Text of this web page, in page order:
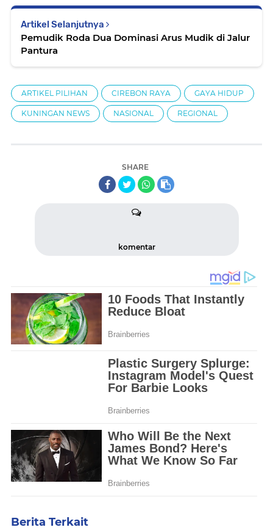
Artikel Selanjutnya
Pemudik Roda Dua Dominasi Arus Mudik di Jalur
Pantura
ARTIKEL PILIHAN CIREBON RAYA GAYA HIDUP
KUNINGAN NEWS NASIONAL REGIONAL
SHARE
komentar
Berita Terkait